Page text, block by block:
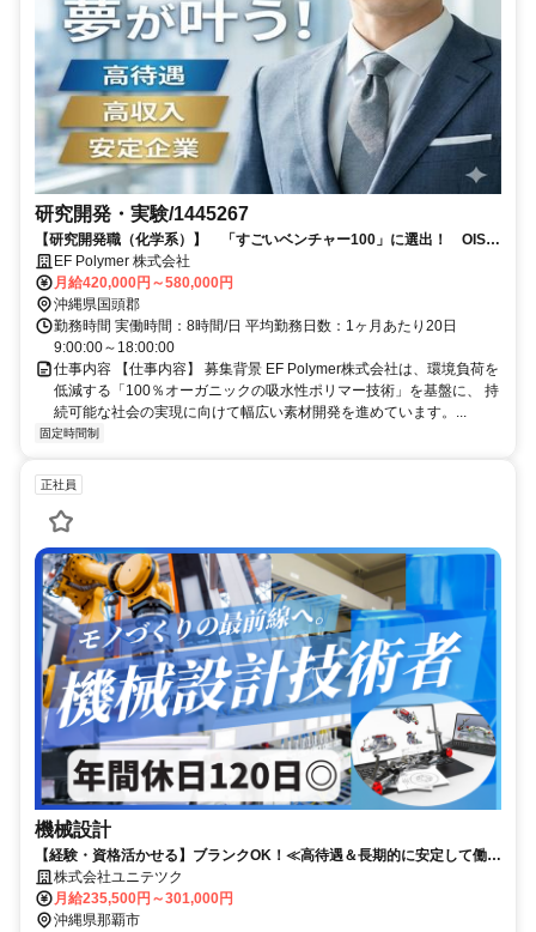
研究開発・実験/1445267
【研究開発職（化学系）】 「すごいベンチャー100」に選出！ OIST
発のスタートアップベンチャー！
EF Polymer 株式会社
月給420,000円～580,000円
沖縄県国頭郡
勤務時間 実働時間：8時間/日 平均勤務日数：1ヶ月あたり20日
9:00:00～18:00:00
仕事内容 【仕事内容】 募集背景 EF Polymer株式会社は、環境負荷を
低減する「100％オーガニックの吸水性ポリマー技術」を基盤に、 持
続可能な社会の実現に向けて幅広い素材開発を進めています。...
固定時間制
正社員
機械設計
【経験・資格活かせる】ブランクOK！≪高待遇＆長期的に安定して働け
る環境です≫
株式会社ユニテツク
月給235,500円～301,000円
沖縄県那覇市